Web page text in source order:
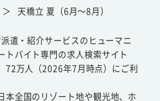
＞ 天橋立 夏（6月～8月）
遣・紹介サービスのヒューマニ
トバイト専門の求人検索サイト
72万人（2026年7月時点）にご利
本全国のリゾート地や観光地、ホ